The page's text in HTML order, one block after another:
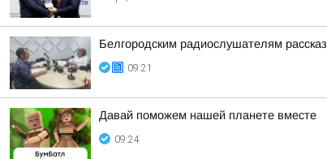
Белгородским радиослушателям
09:21
Давай поможем нашей планете вместе
09:24